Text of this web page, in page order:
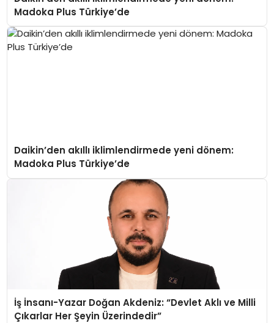
Madoka Plus Türkiye’de
Daikin’den akıllı iklimlendirmede yeni dönem:
Madoka Plus Türkiye’de
İş İnsanı-Yazar Doğan Akdeniz: “Devlet Aklı ve Milli
Çıkarlar Her Şeyin Üzerindedir”